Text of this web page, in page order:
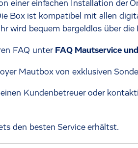
einfachen Installation der
Box ist kompatibel mit allen
wird bequem bargeldlos über die
FAQ unter FAQ Mautservice
Mautbox von exklusiven
Kundenbetreuer oder
den besten Service erhältst.